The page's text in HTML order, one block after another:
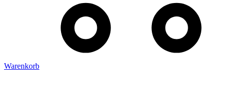
Warenkorb